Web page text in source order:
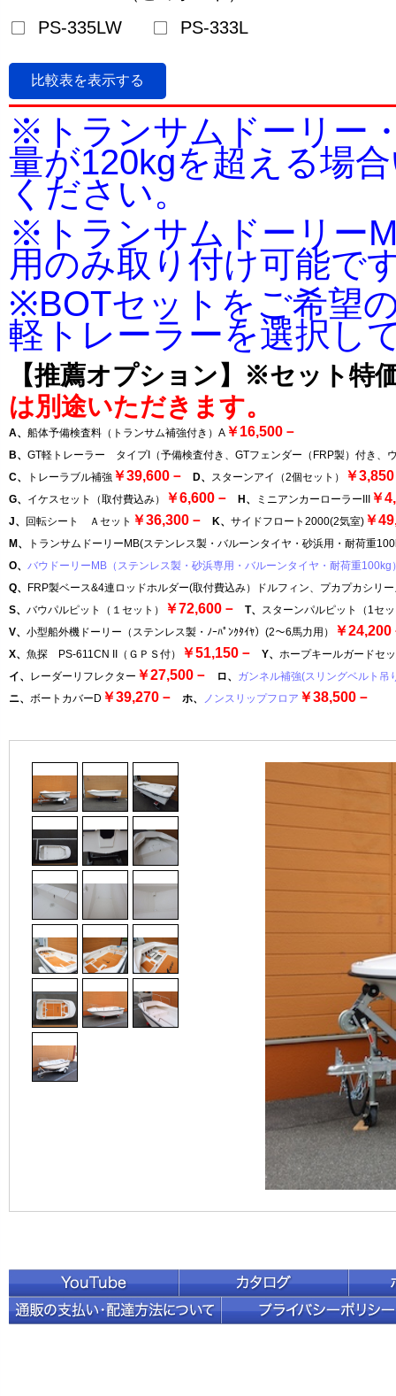
PS-335LW
PS-333L
比較表を表示する
※トランサムドーリー
量が120kgを超える場
ください。
※トランサムドーリー
用のみ取り付け可能で
※BOTセットをご希望
軽トレーラーを選択し
【推薦オプション】※セット特
は別途いただきます。
A、 船体予備検査料（トランサム補強付き）A ￥16,500－
B、 GT軽トレーラー タイプI（予備検査付き、GTフェンダー（FRP製）付き、
C、
トレーラブル補強 ￥39,600－ D、 スターンアイ（2個セット） ￥
G、 イケスセット（取付費込み） ￥6,600－ H、 ミニアンカーローラーIII ￥
J、 回転シート Ａセット ￥36,300－ K、 サイドフロート2000(2気室) ￥
M、
トランサムドーリーMB(ステンレス製・バルーンタイヤ・砂浜用・耐荷重
O、 バウドーリーMB（ステンレス製・砂浜専用・バルーンタイヤ・耐荷重100kg
Q、
FRP製ベース&4連ロッドホルダー(取付費込み）ドルフィン、プカプカシリ
S、 バウパルピット（１セット） ￥72,600－ T、 スターンパルピット（1セ
V、 小型船外機ドーリー（ステンレス製・ﾉｰﾊﾟﾝｸﾀｲﾔ）(2～6馬力用） ￥24,200
X、 魚探 PS-611CN II（ＧＰＳ付） ￥51,150－ Y、 ホープキールガードセ
イ、 レーダーリフレクター ￥27,500－ ロ、 ガンネル補強(スリングベルト吊
ニ、 ボートカバーD ￥39,270－ ホ、 ノンスリップフロア ￥38,500－